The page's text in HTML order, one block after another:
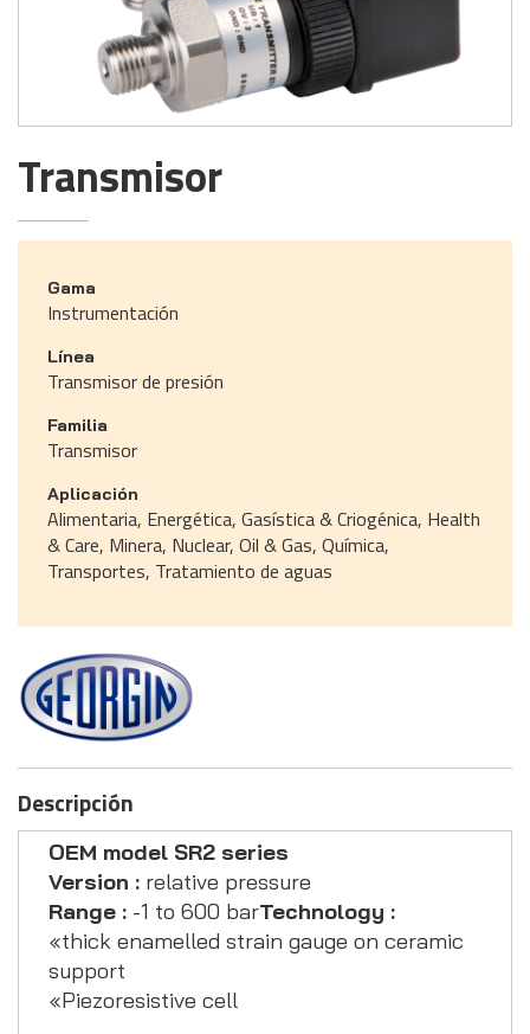
Transmisor
Gama
Instrumentación
Línea
Transmisor de presión
Familia
Transmisor
Aplicación
Alimentaria, Energética, Gasística & Criogénica, Health
& Care, Minera, Nuclear, Oil & Gas, Química,
Transportes, Tratamiento de aguas
Descripción
OEM model SR2 series
Version : relative pressure
Range : -1 to 600 barTechnology :
«thick enamelled strain gauge on ceramic
support
«Piezoresistive cell